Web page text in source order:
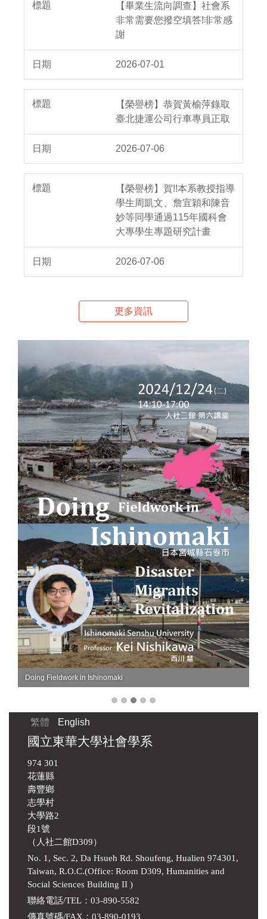
【畢業生流向調查】社會系
非常需要您撥空填答!非常感
謝
2026-07-01
【榮譽榜】恭賀黃榆萍錄取
臺北捷運公司行車專員正取
2026-07-06
【榮譽榜】賀!!本系教授指導
學生周凱文、詹宜穎和陳音
妙等同學通過115年國科會
大專學生專題研究計畫
2026-07-06
更多資訊
Doing Fieldwork in Ishinomaki
繁體 English
國立東華大學社會學系
974 301
花蓮縣
壽豐鄉
志學村
大學路2
段1號
（人社二館D309）
No. 1, Sec. 2, Da Hsueh Rd. Shoufeng, Hualien 974301,
Taiwan, R.O.C.(Office: Room D309, Humanities and
Social Sciences Building II )
聯絡電話/TEL：03-890-5582
傳真號碼/FAX：03-890-0193